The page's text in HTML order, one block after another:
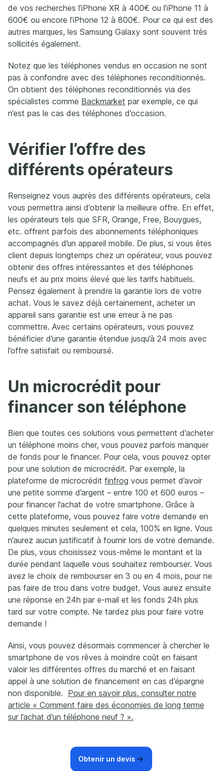
de vos recherches l’iPhone XR à 400€ ou l’iPhone 11 à
600€ ou encore l’iPhone 12 à 800€. Pour ce qui est des
autres marques, les Samsung Galaxy sont souvent très
sollicités également.
Notez que les téléphones vendus en occasion ne sont
pas à confondre avec des téléphones reconditionnés.
On obtient des téléphones reconditionnés via des
spécialistes comme Backmarket par exemple, ce qui
n’est pas le cas des téléphones d’occasion.
Vérifier l’offre des
différents opérateurs
Renseignez vous auprès des différents opérateurs, cela
vous permettra ainsi d’obtenir la meilleure offre. En effet,
les opérateurs tels que SFR, Orange, Free, Bouygues,
etc. offrent parfois des abonnements téléphoniques
accompagnés d’un appareil mobile. De plus, si vous êtes
client depuis longtemps chez un opérateur, vous pouvez
obtenir des offres intéressantes et des téléphones
neufs et au prix moins élevé que les tarifs habituels.
Pensez également à prendre la garantie lors de votre
achat. Vous le savez déjà certainement, acheter un
appareil sans garantie est une erreur à ne pas
commettre. Avec certains opérateurs, vous pouvez
bénéficier d’une garantie étendue jusqu’à 24 mois avec
l’offre satisfait ou remboursé.
Un microcrédit pour
financer son téléphone
Bien que toutes ces solutions vous permettent d’acheter
un téléphone moins cher, vous pouvez parfois manquer
de fonds pour le financer. Pour cela, vous pouvez opter
pour une solution de microcrédit. Par exemple, la
plateforme de microcrédit finfrog vous permet d’avoir
une petite somme d’argent – entre 100 et 600 euros –
pour financer l’achat de votre smartphone. Grâce à
cette plateforme, vous pouvez faire votre demande en
quelques minutes seulement et cela, 100% en ligne. Vous
n’aurez aucun justificatif à fournir lors de votre demande.
De plus, vous choisissez vous-même le montant et la
durée pendant laquelle vous souhaitez rembourser. Vous
avez le choix de rembourser en 3 ou en 4 mois, pour ne
pas faire de trou dans votre budget. Vous aurez ensuite
une réponse en 24h par e-mail et les fonds 24h plus
tard sur votre compte. Ne tardez plus pour faire votre
demande !
Ainsi, vous pouvez désormais commencer à chercher le
smartphone de vos rêves à moindre coût en faisant
valoir les différentes offres du marché et en faisant
appel à une solution de financement en cas d’épargne
non disponible. Pour en savoir plus, consulter notre
article « Comment faire des économies de long terme
sur l’achat d’un téléphone neuf ? ».
Obtenir un devis